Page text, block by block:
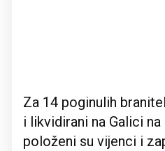
Za 14 poginulih
i likvidirani na Galici
položeni su vijenci i